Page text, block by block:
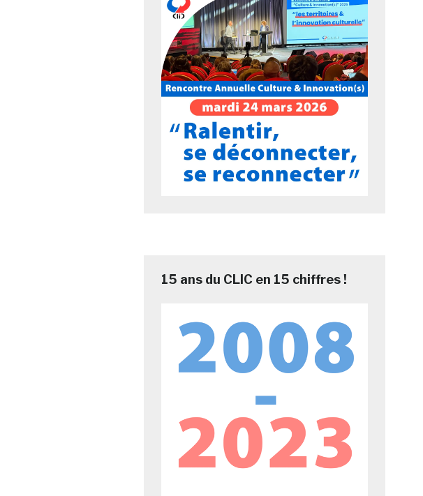
15 ans du CLIC en 15 chiffres !